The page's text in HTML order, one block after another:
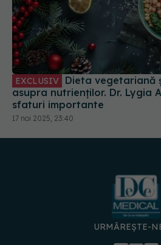
EXCLUSIV
asupra nutrienților. Dr. Lygia
sfaturi importante
17 noi 2025, 23:40
URMĂREȘTE-